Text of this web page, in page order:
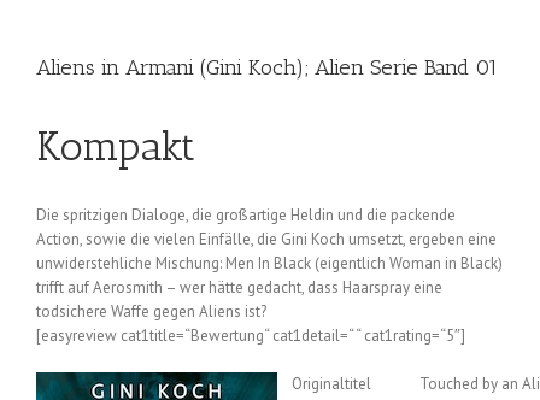
Aliens in Armani (Gini Koch); Alien Serie Band 01
Kompakt
Die spritzigen Dialoge, die großartige Heldin und die packende
Action, sowie die vielen Einfälle, die Gini Koch umsetzt, ergeben eine
unwiderstehliche Mischung: Men In Black (eigentlich Woman in Black)
trifft auf Aerosmith – wer hätte gedacht, dass Haarspray eine
todsichere Waffe gegen Aliens ist?
[easyreview cat1title=“Bewertung“ cat1detail=“ “ cat1rating=“5″]
Originaltitel Touched by an